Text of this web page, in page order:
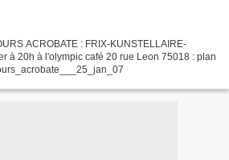
ACROBATE : FRIX-KUNSTELLAIRE-
à 20h à l'olympic café 20 rue Leon 75018 : plan